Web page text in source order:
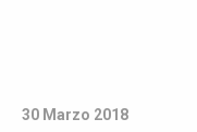
30 Marzo 2018